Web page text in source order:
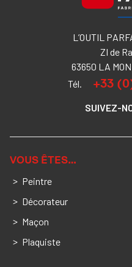
L’OUTIL
ZI de
63650 LA
Tél.
+33
SUIVEZ-
VOUS ÊTES…
Peintre
Décorateur
Maçon
Plaquiste